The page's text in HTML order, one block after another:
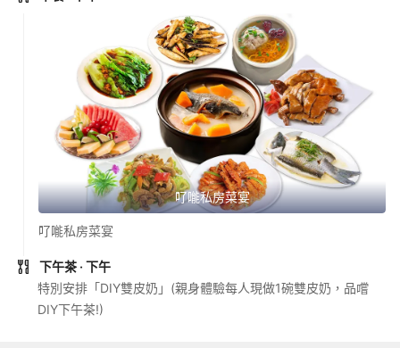
𠮩𠹌私房菜宴
𠮩𠹌私房菜宴
下午茶 · 下午
特別安排「DIY雙皮奶」(親身體驗每人現做1碗雙皮奶，品嚐
DIY下午茶!)